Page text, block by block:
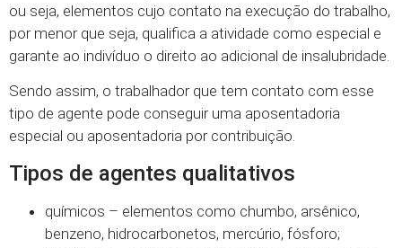
ou seja, elementos cujo contato na execução do trabalho,
por menor que seja, qualifica a atividade como especial e
garante ao indivíduo o direito ao adicional de insalubridade.
Sendo assim, o trabalhador que tem contato com esse
tipo de agente pode conseguir uma aposentadoria
especial ou aposentadoria por contribuição.
Tipos de agentes qualitativos
químicos – elementos como chumbo, arsênico,
benzeno, hidrocarbonetos, mercúrio, fósforo;